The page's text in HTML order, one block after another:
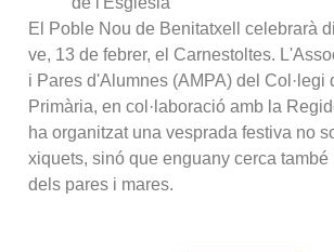
El Poble Nou de Benitatxell celebrarà
ve, 13 de febrer, el Carnestoltes.
i Pares d'Alumnes (AMPA) del Col·legi
Primària, en col·laboració amb la
ha organitzat una vesprada festiva no
xiquets, sinó que enguany cerca
dels pares i mares.